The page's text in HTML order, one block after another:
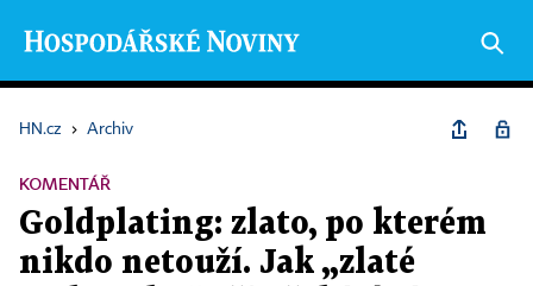
HN.cz › Archiv
KOMENTÁŘ
Goldplating: zlato, po kterém
nikdo netouží. Jak „zlaté